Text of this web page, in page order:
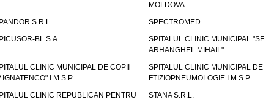
MOLDOVA
S.R.L.
SPECTROMED
BL S.A.
SPITALUL CLINIC MUNICIPAL "SF.
ARHANGHEL MIHAIL"
CLINIC MUNICIPAL DE COPII
I.M.S.P.
SPITALUL CLINIC MUNICIPAL DE
FTIZIOPNEUMOLOGIE I.M.S.P.
CLINIC REPUBLICAN PENTRU
STANA S.R.L.